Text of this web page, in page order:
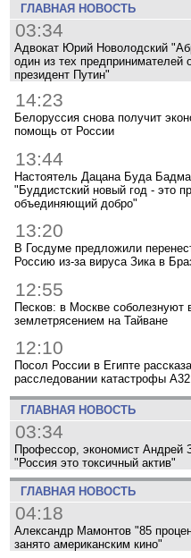
ГЛАВНАЯ НОВОСТЬ
03:34
Адвокат Юрий Новолодский
один из тех предпринимателей
президент Путин"
14:23
Белоруссия снова получит
помощь от России
13:44
Настоятель Дацана Буда
"Буддистский новый год - это
объединяющий добро"
13:20
В Госдуме предложили
Россию из-за вируса Зика в
12:55
Песков: в Москве соболезнуют
землетрясением на Тайване
12:10
Посол России в Египте
расследовании катастрофы
ГЛАВНАЯ НОВОСТЬ
03:34
Профессор, экономист Андрей
"Россия это токсичный актив"
ГЛАВНАЯ НОВОСТЬ
04:18
Александр Мамонтов "85
занято американским кино"